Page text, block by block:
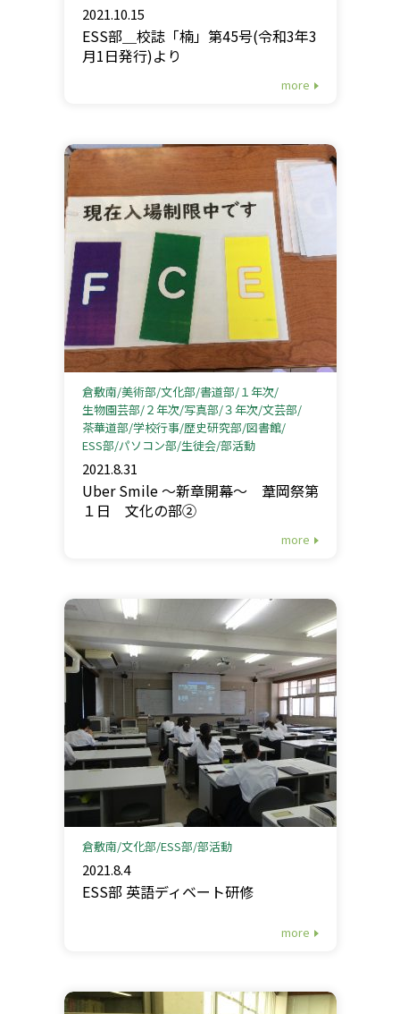
2021.10.15
ESS部＿校誌「楠」第45号(令和3年3
月1日発行)より
more
倉敷南 美術部 文化部 書道部 １年次
生物園芸部 ２年次 写真部 ３年次 文芸部
茶華道部 学校行事 歴史研究部 図書館
ESS部 パソコン部 生徒会 部活動
2021.8.31
Uber Smile 〜新章開幕〜 葦岡祭第
１日 文化の部②
more
倉敷南 文化部 ESS部 部活動
2021.8.4
ESS部 英語ディベート研修
more